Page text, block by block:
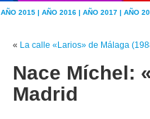
AÑO 2015 | AÑO 2016 | AÑO 2017 | AÑO
« La calle «Larios» de Málaga
Nace Míchel:
Madrid